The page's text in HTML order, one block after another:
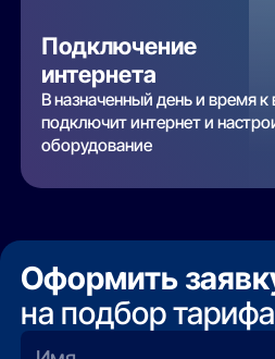
Подключение
интернета
В назначенный день и время
подключит интернет и
оборудование
Оформить
на подбор тарифа